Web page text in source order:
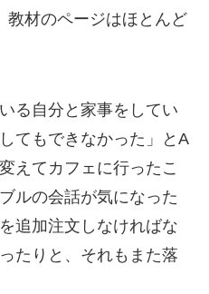
教材のページはほとんど
る自分と家事をしてい
てもできなかった」とA
えてカフェに行ったこ
ルの会話が気になった
追加注文しなければな
たりと、それもまた落